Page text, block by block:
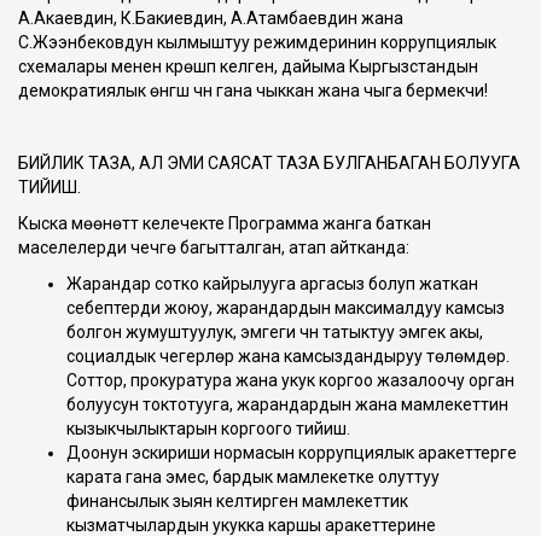
А.Акаевдин, К.Бакиевдин, А.Атамбаевдин жана
С.Жээнбековдун кылмыштуу режимдеринин коррупциялык
схемалары менен күрөшүп келген, дайыма Кыргызстандын
демократиялык өнүгүшү үчүн гана чыккан жана чыга бермекчи!
БИЙЛИК ТАЗА, АЛ ЭМИ САЯСАТ ТАЗА БУЛГАНБАГАН БОЛУУГА
ТИЙИШ.
Кыска мөөнөттүү келечекте Программа жанга баткан
маселелерди чечүүгө багытталган, атап айтканда:
Жарандар сотко кайрылууга аргасыз болуп жаткан
себептерди жоюу, жарандардын максималдуу камсыз
болгон жумуштуулук, эмгеги үчүн татыктуу эмгек акы,
социалдык чегерүүлөр жана камсыздандыруу төлөмдөр.
Соттор, прокуратура жана укук коргоо жазалоочу орган
болуусун токтотууга, жарандардын жана мамлекеттин
кызыкчылыктарын коргоого тийиш.
Доонун эскириши нормасын коррупциялык аракеттерге
карата гана эмес, бардык мамлекетке олуттуу
финансылык зыян келтирген мамлекеттик
кызматчылардын укукка каршы аракеттерине